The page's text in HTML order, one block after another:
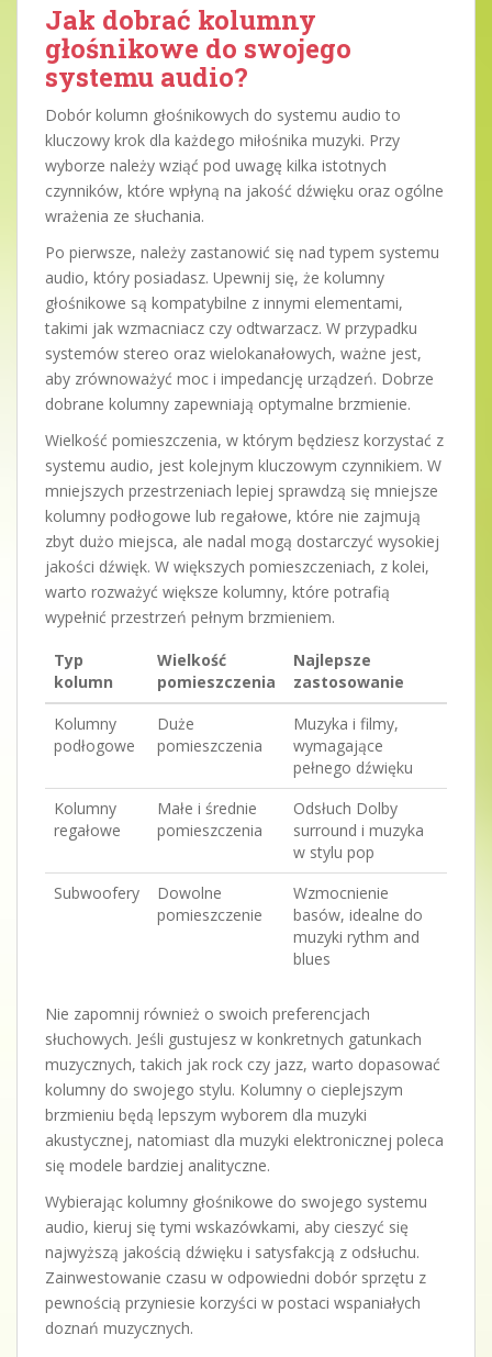
Jak dobrać kolumny
głośnikowe do swojego
systemu audio?
Dobór kolumn głośnikowych do systemu audio to
kluczowy krok dla każdego miłośnika muzyki. Przy
wyborze należy wziąć pod uwagę kilka istotnych
czynników, które wpłyną na jakość dźwięku oraz ogólne
wrażenia ze słuchania.
Po pierwsze, należy zastanowić się nad typem systemu
audio, który posiadasz. Upewnij się, że kolumny
głośnikowe są kompatybilne z innymi elementami,
takimi jak wzmacniacz czy odtwarzacz. W przypadku
systemów stereo oraz wielokanałowych, ważne jest,
aby zrównoważyć moc i impedancję urządzeń. Dobrze
dobrane kolumny zapewniają optymalne brzmienie.
Wielkość pomieszczenia, w którym będziesz korzystać z
systemu audio, jest kolejnym kluczowym czynnikiem. W
mniejszych przestrzeniach lepiej sprawdzą się mniejsze
kolumny podłogowe lub regałowe, które nie zajmują
zbyt dużo miejsca, ale nadal mogą dostarczyć wysokiej
jakości dźwięk. W większych pomieszczeniach, z kolei,
warto rozważyć większe kolumny, które potrafią
wypełnić przestrzeń pełnym brzmieniem.
Typ
kolumn
Wielkość
pomieszczenia
Najlepsze
zastosowanie
Kolumny
podłogowe
Duże
pomieszczenia
Muzyka i filmy,
wymagające
pełnego dźwięku
Kolumny
regałowe
Małe i średnie
pomieszczenia
Odsłuch Dolby
surround i muzyka
w stylu pop
Subwoofery
Dowolne
pomieszczenie
Wzmocnienie
basów, idealne do
muzyki rythm and
blues
Nie zapomnij również o swoich preferencjach
słuchowych. Jeśli gustujesz w konkretnych gatunkach
muzycznych, takich jak rock czy jazz, warto dopasować
kolumny do swojego stylu. Kolumny o cieplejszym
brzmieniu będą lepszym wyborem dla muzyki
akustycznej, natomiast dla muzyki elektronicznej poleca
się modele bardziej analityczne.
Wybierając kolumny głośnikowe do swojego systemu
audio, kieruj się tymi wskazówkami, aby cieszyć się
najwyższą jakością dźwięku i satysfakcją z odsłuchu.
Zainwestowanie czasu w odpowiedni dobór sprzętu z
pewnością przyniesie korzyści w postaci wspaniałych
doznań muzycznych.